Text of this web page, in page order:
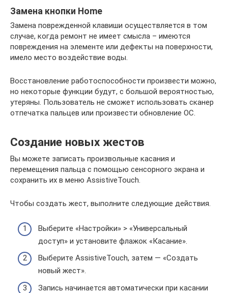
Замена кнопки Home
Замена поврежденной клавиши осуществляется в том
случае, когда ремонт не имеет смысла – имеются
повреждения на элементе или дефекты на поверхности,
имело место воздействие воды.
Восстановление работоспособности произвести можно,
но некоторые функции будут, с большой вероятностью,
утеряны. Пользователь не сможет использовать сканер
отпечатка пальцев или произвести обновление ОС.
Создание новых жестов
Вы можете записать произвольные касания и
перемещения пальца с помощью сенсорного экрана и
сохранить их в меню AssistiveTouch.
Чтобы создать жест, выполните следующие действия.
Выберите «Настройки» > «Универсальный
доступ» и установите флажок «Касание».
Выберите AssistiveTouch, затем — «Создать
новый жест».
Запись начинается автоматически при касании